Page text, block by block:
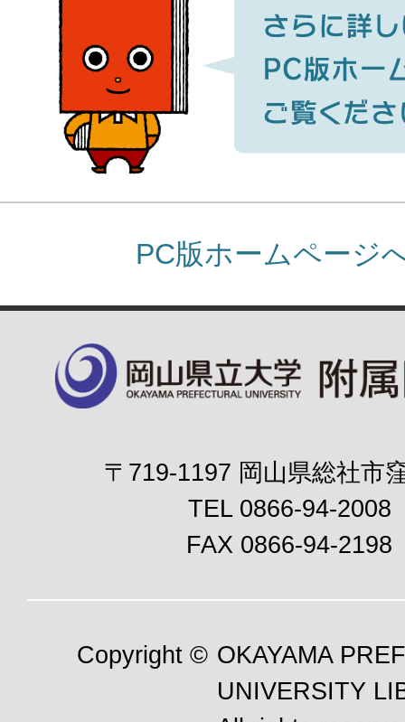
PC版ホームページ
〒719-1197 岡山県総社市
TEL 0866-94-2008
FAX 0866-94-2198
Copyright © OKAYAMA
UNIVERSITY